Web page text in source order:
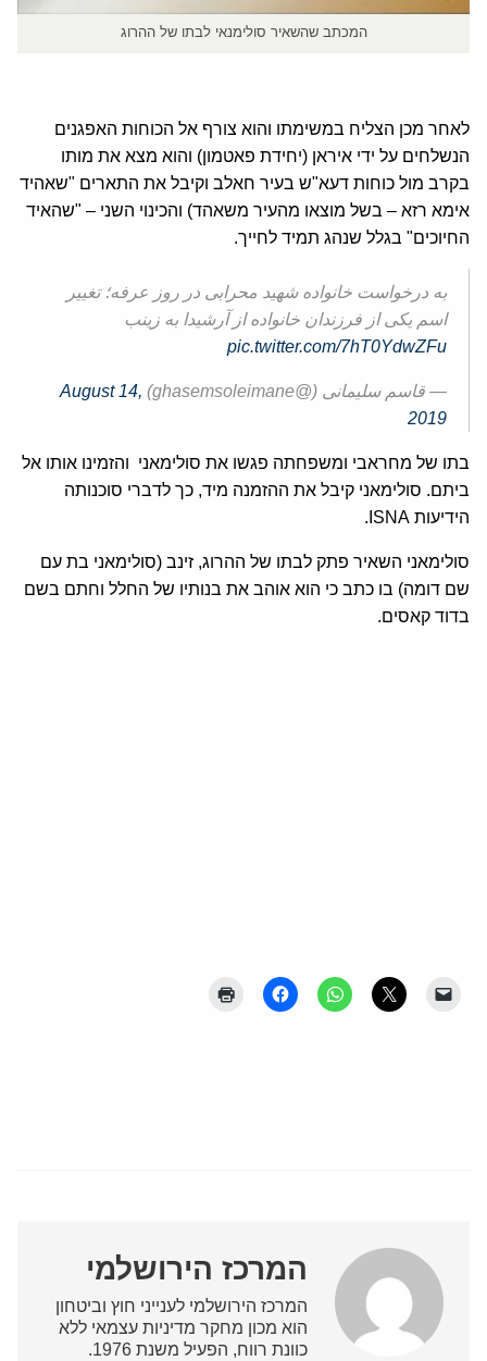
המכתב שהשאיר סולימנאי לבתו של ההרוג
לאחר מכן הצליח במשימתו והוא צורף אל הכוחות האפגנים
הנשלחים על ידי איראן (יחידת פאטמון) והוא מצא את מותו
בקרב מול כוחות דעא"ש בעיר חאלב וקיבל את התארים "שאהיד
אימא רזא – בשל מוצאו מהעיר משאהד) והכינוי השני – "שהאיד
החיוכים" בגלל שנהג תמיד לחייך.
به درخواست خانواده شهید محرابی در روز عرفه؛ تغییر
اسم یکی از فرزندان خانواده از آرشیدا به زینب
pic.twitter.com/7hT0YdwZFu
— قاسم سلیمانی (@ghasemsoleimane)
August 14,
2019
בתו של מחראבי ומשפחתה פגשו את סולימאני והזמינו אותו אל
ביתם. סולימאני קיבל את ההזמנה מיד, כך לדברי סוכנותה
הידיעות ISNA.
סולימאני השאיר פתק לבתו של ההרוג, זינב (סולימאני בת עם
שם דומה) בו כתב כי הוא אוהב את בנותיו של החלל וחתם בשם
בדוד קאסים.
המרכז הירושלמי
המרכז הירושלמי לענייני חוץ וביטחון
הוא מכון מחקר מדיניות עצמאי ללא
כוונת רווח, הפעיל משנת 1976.